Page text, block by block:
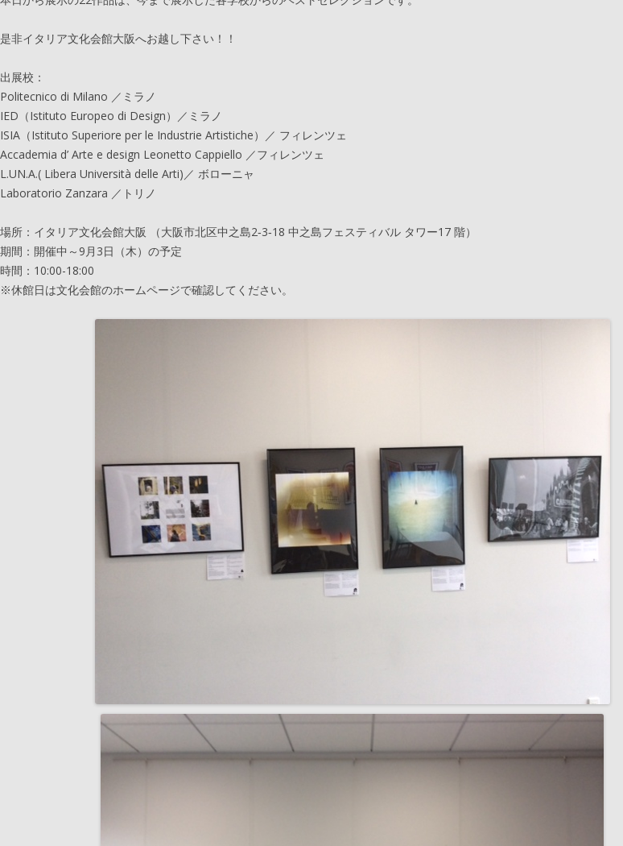
是非イタリア文化会館大阪へお越し下さい！！
出展校：
Politecnico di Milano ／ミラノ
IED（Istituto Europeo di Design）／ミラノ
ISIA（Istituto Superiore per le Industrie Artistiche）／ フィレンツェ
Accademia d’ Arte e design Leonetto Cappiello ／フィレンツェ
L.UN.A.( Libera Università delle Arti)／ ボローニャ
Laboratorio Zanzara ／トリノ
場所：イタリア文化会館大阪 （大阪市北区中之島2‐3‐18 中之島フェスティバル タワー17 階）
期間：開催中～9月3日（木）の予定
時間：10:00-18:00
※休館日は文化会館のホームページで確認してください。